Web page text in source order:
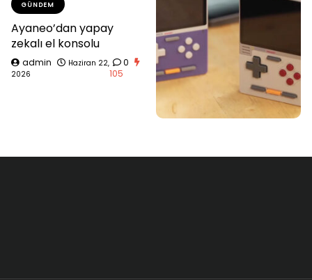
GÜNDEM
Ayaneo’dan yapay
zekalı el konsolu
admin
Haziran 22,
2026
0
105